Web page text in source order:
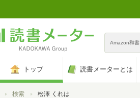
Amazon和書
トップ 読書メーターとは
トップ検索 松澤 くれは